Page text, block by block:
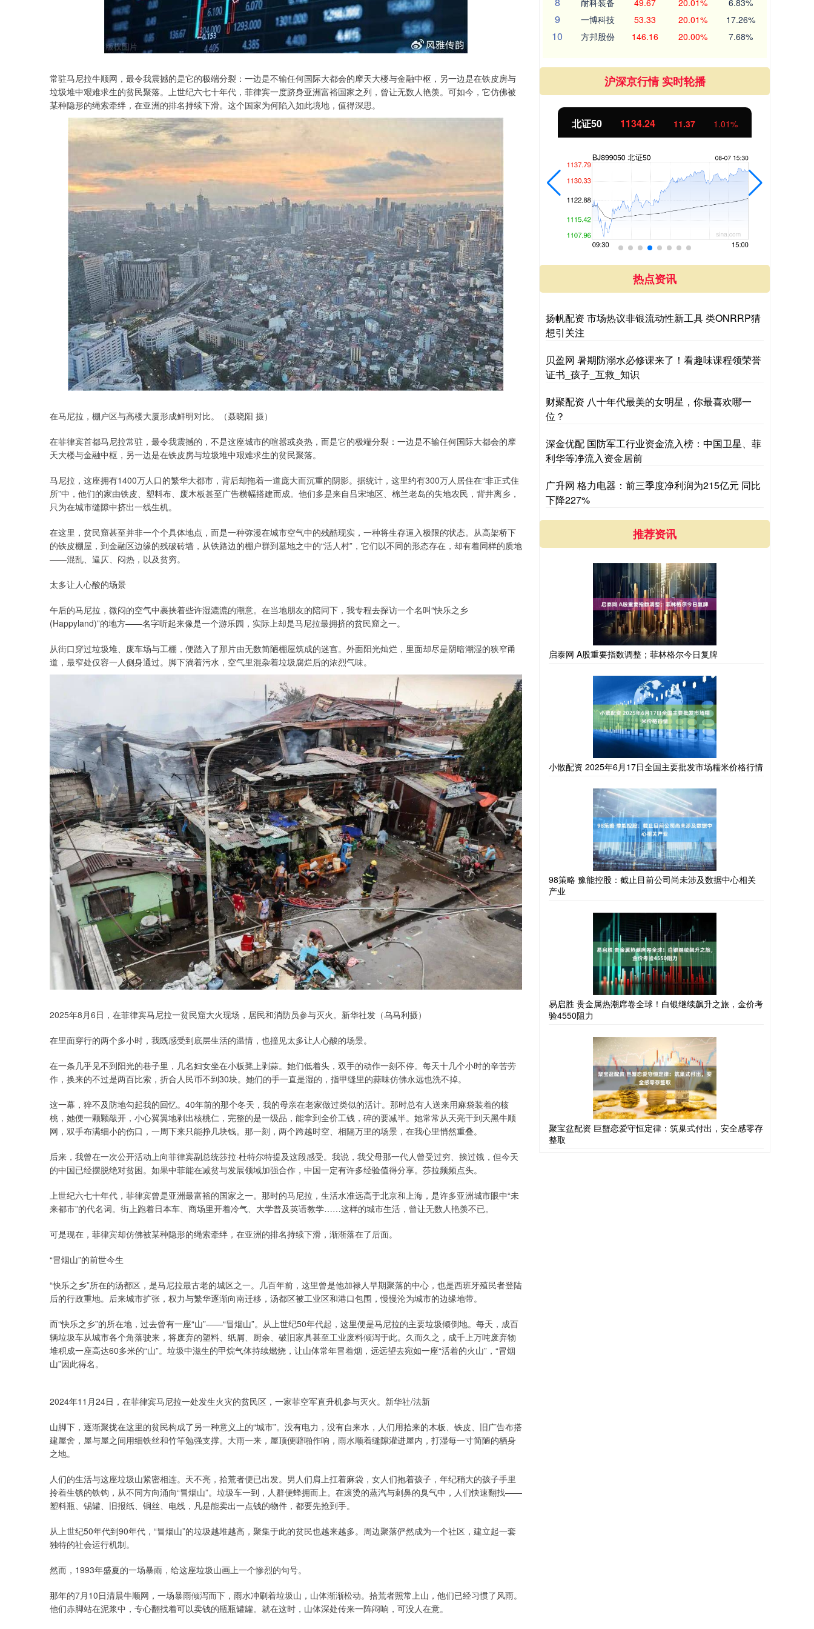
常驻马尼拉牛顺网，最令我震撼的是它的极端分裂：一边是不输任何国际大都会的摩天大楼与金融中枢，另一边是在铁皮房与
垃圾堆中艰难求生的贫民聚落。上世纪六七十年代，菲律宾一度跻身亚洲富裕国家之列，曾让无数人艳羡。可如今，它仿佛被
某种隐形的绳索牵绊，在亚洲的排名持续下滑。这个国家为何陷入如此境地，值得深思。
在马尼拉，棚户区与高楼大厦形成鲜明对比。（聂晓阳 摄）
在菲律宾首都马尼拉常驻，最令我震撼的，不是这座城市的喧嚣或炎热，而是它的极端分裂：一边是不输任何国际大都会的摩
天大楼与金融中枢，另一边是在铁皮房与垃圾堆中艰难求生的贫民聚落。
马尼拉，这座拥有1400万人口的繁华大都市，背后却拖着一道庞大而沉重的阴影。据统计，这里约有300万人居住在“非正式住
所”中，他们的家由铁皮、塑料布、废木板甚至广告横幅搭建而成。他们多是来自吕宋地区、棉兰老岛的失地农民，背井离乡，
只为在城市缝隙中挤出一线生机。
在这里，贫民窟甚至并非一个个具体地点，而是一种弥漫在城市空气中的残酷现实，一种将生存逼入极限的状态。从高架桥下
的铁皮棚屋，到金融区边缘的残破砖墙，从铁路边的棚户群到墓地之中的“活人村”，它们以不同的形态存在，却有着同样的质地
——混乱、逼仄、闷热，以及贫穷。
太多让人心酸的场景
午后的马尼拉，微闷的空气中裹挟着些许湿漉漉的潮意。在当地朋友的陪同下，我专程去探访一个名叫“快乐之乡
(Happyland)”的地方——名字听起来像是一个游乐园，实际上却是马尼拉最拥挤的贫民窟之一。
从街口穿过垃圾堆、废车场与工棚，便踏入了那片由无数简陋棚屋筑成的迷宫。外面阳光灿烂，里面却尽是阴暗潮湿的狭窄甬
道，最窄处仅容一人侧身通过。脚下淌着污水，空气里混杂着垃圾腐烂后的浓烈气味。
2025年8月6日，在菲律宾马尼拉一贫民窟大火现场，居民和消防员参与灭火。新华社发（乌马利摄）
在里面穿行的两个多小时，我既感受到底层生活的温情，也撞见太多让人心酸的场景。
在一条几乎见不到阳光的巷子里，几名妇女坐在小板凳上剥蒜。她们低着头，双手的动作一刻不停。每天十几个小时的辛苦劳
作，换来的不过是两百比索，折合人民币不到30块。她们的手一直是湿的，指甲缝里的蒜味仿佛永远也洗不掉。
这一幕，猝不及防地勾起我的回忆。40年前的那个冬天，我的母亲在老家做过类似的活计。那时总有人送来用麻袋装着的核
桃，她便一颗颗敲开，小心翼翼地剥出核桃仁，完整的是一级品，能拿到全价工钱，碎的要减半。她常常从天亮干到天黑牛顺
网，双手布满细小的伤口，一周下来只能挣几块钱。那一刻，两个跨越时空、相隔万里的场景，在我心里悄然重叠。
后来，我曾在一次公开活动上向菲律宾副总统莎拉·杜特尔特提及这段感受。我说，我父母那一代人曾受过穷、挨过饿，但今天
的中国已经摆脱绝对贫困。如果中菲能在减贫与发展领域加强合作，中国一定有许多经验值得分享。莎拉频频点头。
上世纪六七十年代，菲律宾曾是亚洲最富裕的国家之一。那时的马尼拉，生活水准远高于北京和上海，是许多亚洲城市眼中“未
来都市”的代名词。街上跑着日本车、商场里开着冷气、大学普及英语教学……这样的城市生活，曾让无数人艳羡不已。
可是现在，菲律宾却仿佛被某种隐形的绳索牵绊，在亚洲的排名持续下滑，渐渐落在了后面。
“冒烟山”的前世今生
“快乐之乡”所在的汤都区，是马尼拉最古老的城区之一。几百年前，这里曾是他加禄人早期聚落的中心，也是西班牙殖民者登陆
后的行政重地。后来城市扩张，权力与繁华逐渐向南迁移，汤都区被工业区和港口包围，慢慢沦为城市的边缘地带。
而“快乐之乡”的所在地，过去曾有一座“山”——“冒烟山”。从上世纪50年代起，这里便是马尼拉的主要垃圾倾倒地。每天，成百
辆垃圾车从城市各个角落驶来，将废弃的塑料、纸屑、厨余、破旧家具甚至工业废料倾泻于此。久而久之，成千上万吨废弃物
堆积成一座高达60多米的“山”。垃圾中滋生的甲烷气体持续燃烧，让山体常年冒着烟，远远望去宛如一座“活着的火山”，“冒烟
山”因此得名。
2024年11月24日，在菲律宾马尼拉一处发生火灾的贫民区，一家菲空军直升机参与灭火。新华社/法新
山脚下，逐渐聚拢在这里的贫民构成了另一种意义上的“城市”。没有电力，没有自来水，人们用拾来的木板、铁皮、旧广告布搭
建屋舍，屋与屋之间用细铁丝和竹竿勉强支撑。大雨一来，屋顶便噼啪作响，雨水顺着缝隙灌进屋内，打湿每一寸简陋的栖身
之地。
人们的生活与这座垃圾山紧密相连。天不亮，拾荒者便已出发。男人们肩上扛着麻袋，女人们抱着孩子，年纪稍大的孩子手里
拎着生锈的铁钩，从不同方向涌向“冒烟山”。垃圾车一到，人群便蜂拥而上。在滚烫的蒸汽与刺鼻的臭气中，人们快速翻找——
塑料瓶、锡罐、旧报纸、铜丝、电线，凡是能卖出一点钱的物件，都要先抢到手。
从上世纪50年代到90年代，“冒烟山”的垃圾越堆越高，聚集于此的贫民也越来越多。周边聚落俨然成为一个社区，建立起一套
独特的社会运行机制。
然而，1993年盛夏的一场暴雨，给这座垃圾山画上一个惨烈的句号。
那年的7月10日清晨牛顺网，一场暴雨倾泻而下，雨水冲刷着垃圾山，山体渐渐松动。拾荒者照常上山，他们已经习惯了风雨。
他们赤脚站在泥浆中，专心翻找着可以卖钱的瓶瓶罐罐。就在这时，山体深处传来一阵闷响，可没人在意。
耐科装备 49.67 20.01% 6.83%
9 一博科技 53.33 20.01% 17.26%
10 方邦股份 146.16 20.00% 7.68%
沪深京行情 实时轮播
沪深300 4694.44 43.13 创业板指 3563.12 47.56 1.35%
热点资讯
扬帆配资 市场热议非银流动性新工具 类ONRRP猜
想引关注
贝盈网 暑期防溺水必修课来了！看趣味课程领荣誉
证书_孩子_互救_知识
财聚配资 八十年代最美的女明星，你最喜欢哪一
位？
深金优配 国防军工行业资金流入榜：中国卫星、菲
利华等净流入资金居前
广升网 格力电器：前三季度净利润为215亿元 同比
下降227%
推荐资讯
启泰网 A股重要指数调整；菲林格尔今日复牌
小散配资 2025年6月17日全国主要批发市场糯米价格行情
98策略 豫能控股：截止目前公司尚未涉及数据中心相关
产业
易启胜 贵金属热潮席卷全球！白银继续飙升之旅，金价考
验4550阻力
聚宝盆配资 巨蟹恋爱守恒定律：筑巢式付出，安全感零存
整取